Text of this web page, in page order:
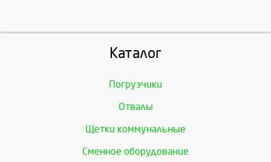
Каталог
Погрузчики
Отвалы
Щетки коммунальные
Сменное оборудование